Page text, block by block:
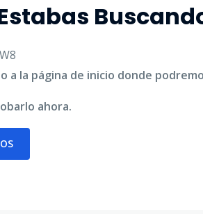
Estabas
la página de inicio donde
ahora.